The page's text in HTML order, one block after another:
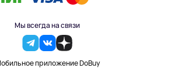
Мы всегда на связи
приложение DoBuy